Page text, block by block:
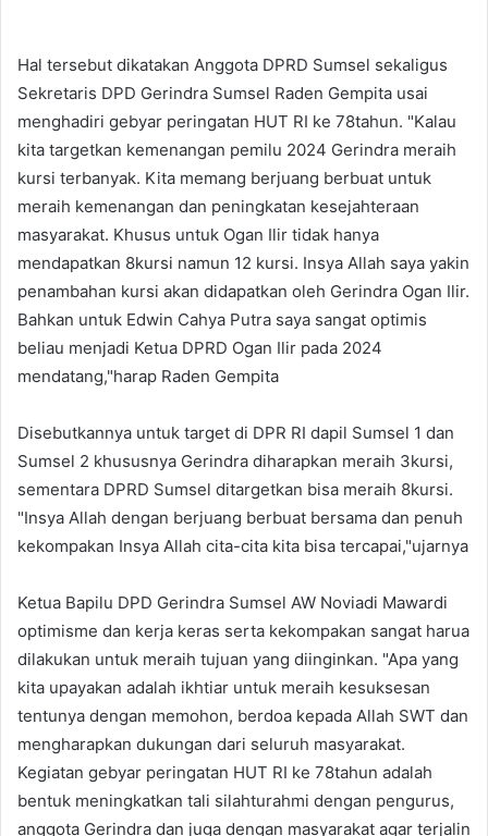
Hal tersebut dikatakan Anggota DPRD Sumsel sekaligus
Sekretaris DPD Gerindra Sumsel Raden Gempita usai
menghadiri gebyar peringatan HUT RI ke 78tahun. "Kalau
kita targetkan kemenangan pemilu 2024 Gerindra meraih
kursi terbanyak. Kita memang berjuang berbuat untuk
meraih kemenangan dan peningkatan kesejahteraan
masyarakat. Khusus untuk Ogan Ilir tidak hanya
mendapatkan 8kursi namun 12 kursi. Insya Allah saya yakin
penambahan kursi akan didapatkan oleh Gerindra Ogan Ilir.
Bahkan untuk Edwin Cahya Putra saya sangat optimis
beliau menjadi Ketua DPRD Ogan Ilir pada 2024
mendatang,"harap Raden Gempita
Disebutkannya untuk target di DPR RI dapil Sumsel 1 dan
Sumsel 2 khususnya Gerindra diharapkan meraih 3kursi,
sementara DPRD Sumsel ditargetkan bisa meraih 8kursi.
"Insya Allah dengan berjuang berbuat bersama dan penuh
kekompakan Insya Allah cita-cita kita bisa tercapai,"ujarnya
Ketua Bapilu DPD Gerindra Sumsel AW Noviadi Mawardi
optimisme dan kerja keras serta kekompakan sangat harua
dilakukan untuk meraih tujuan yang diinginkan. "Apa yang
kita upayakan adalah ikhtiar untuk meraih kesuksesan
tentunya dengan memohon, berdoa kepada Allah SWT dan
mengharapkan dukungan dari seluruh masyarakat.
Kegiatan gebyar peringatan HUT RI ke 78tahun adalah
bentuk meningkatkan tali silahturahmi dengan pengurus,
anggota Gerindra dan juga dengan masyarakat agar terjalin